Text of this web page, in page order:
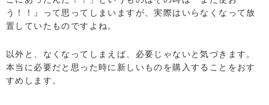
う！！』って思ってしまいますが、実際はいらなくなって放
置していたものですよね。
以外と、なくなってしまえば、必要じゃないと気づきます。
本当に必要だと思った時に新しいものを購入することをおす
すめします。